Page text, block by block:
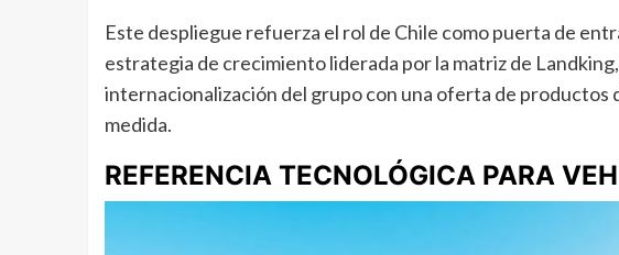
Este despliegue refuerza el rol de Chile como puerta de
estrategia de crecimiento liderada por la matriz de
internacionalización del grupo con una oferta de productos
medida.
REFERENCIA TECNOLÓGICA PARA